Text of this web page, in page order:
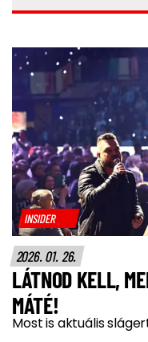
INSIDER
2026. 01. 26.
LÁTNOD KELL,
MÁTÉ!
Most is aktuális